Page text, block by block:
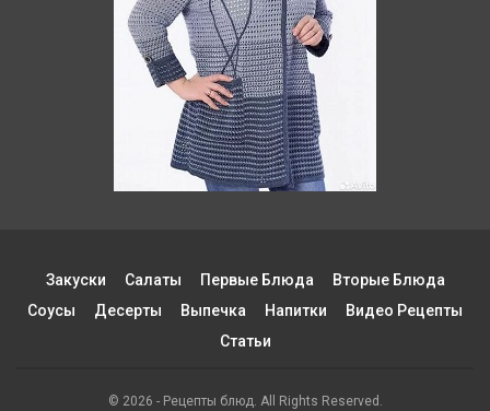
Закуски Салаты Первые Блюда
Вторые Блюда
Соусы
Десерты Выпечка Напитки
Видео Рецепты
Статьи
© 2026 - Рецепты блюд. All Rights Reserved.